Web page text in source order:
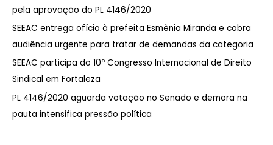
p
o
r
:
pela aprovação do PL 4146/2020
SEEAC entrega ofício à prefeita Esmênia Miranda e cobra
audiência urgente para tratar de demandas da categoria
SEEAC participa do 10º Congresso Internacional de Direito
Sindical em Fortaleza
PL 4146/2020 aguarda votação no Senado e demora na
pauta intensifica pressão política